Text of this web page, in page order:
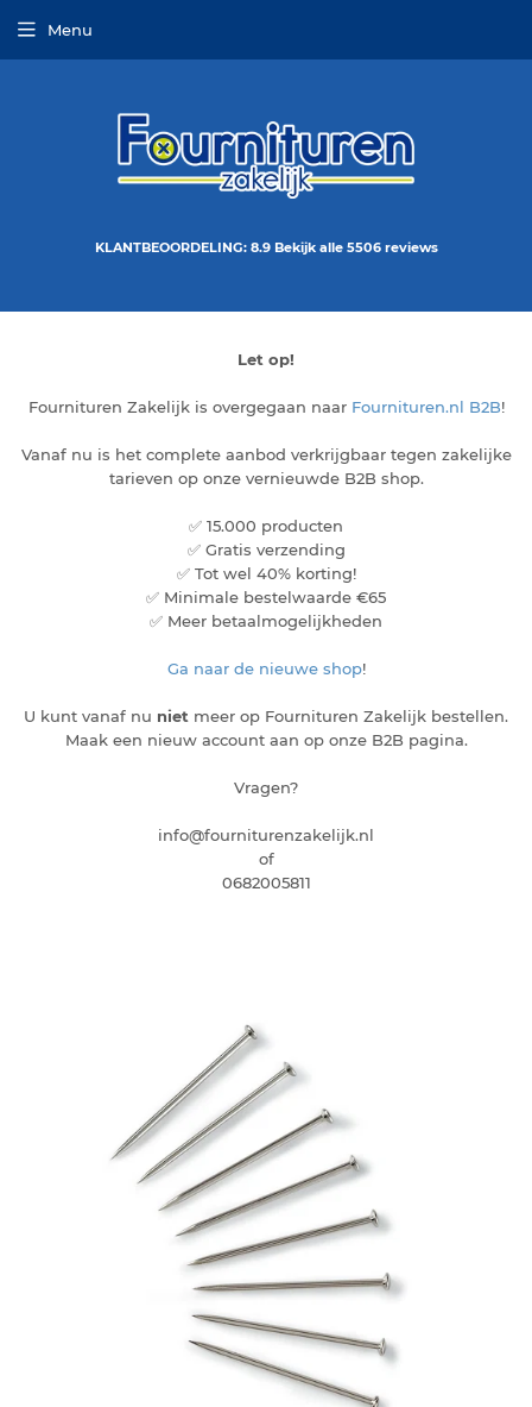
KLANTBEOORDELING: 8.9 Bekijk alle 5506 reviews
Menu
Let op!
Fournituren Zakelijk is overgegaan naar Fournituren.nl B2B!
Vanaf nu is het complete aanbod verkrijgbaar tegen zakelijke
tarieven op onze vernieuwde B2B shop.
✅ 15.000 producten
✅ Gratis verzending
✅ Tot wel 40% korting!
✅ Minimale bestelwaarde €65
✅ Meer betaalmogelijkheden
Ga naar de nieuwe shop!
U kunt vanaf nu niet meer op Fournituren Zakelijk bestellen.
Maak een nieuw account aan op onze B2B pagina.
Vragen?
info@fourniturenzakelijk.nl
of
0682005811